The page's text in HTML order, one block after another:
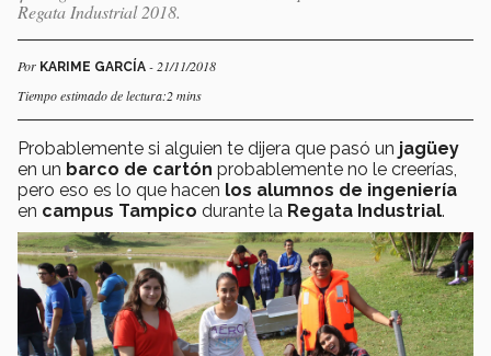
Regata Industrial 2018.
Por KARIME GARCÍA - 21/11/2018
Tiempo estimado de lectura:2 mins
Probablemente si alguien te dijera que pasó un jagüey
en un barco de cartón probablemente no le creerías,
pero eso es lo que hacen los alumnos de ingeniería
en campus Tampico durante la Regata Industrial.